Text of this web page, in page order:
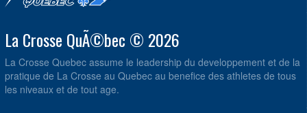
La Crosse QuÃ©bec © 2026
La Crosse Quebec assume le leadership du developpement et de la
pratique de La Crosse au Quebec au benefice des athletes de tous
les niveaux et de tout age.